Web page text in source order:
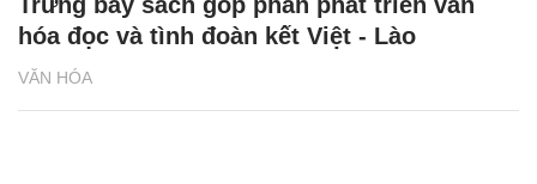
VĂN HÓA
hóa đọc và tình đoàn kết Việt - Lào